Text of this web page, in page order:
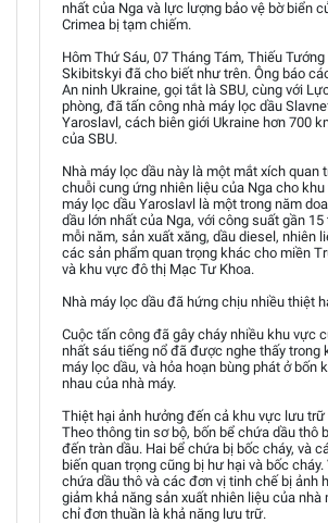
nhất của Nga và lực lượng bảo vệ bờ biển
Crimea bị tạm chiếm.
Hôm Thứ Sáu, 07 Tháng Tám, Thiếu Tướng
Skibitskyi đã cho biết như trên. Ông báo
An ninh Ukraine, gọi tắt là SBU, cùng với
phòng, đã tấn công nhà máy lọc dầu
Yaroslavl, cách biên giới Ukraine hơn 700
của SBU.
Nhà máy lọc dầu này là một mắt xích quan
chuỗi cung ứng nhiên liệu của Nga cho
máy lọc dầu Yaroslavl là một trong năm
dầu lớn nhất của Nga, với công suất gần 15
mỗi năm, sản xuất xăng, dầu diesel, nhiên
các sản phẩm quan trọng khác cho miền
và khu vực đô thị Mạc Tư Khoa.
Nhà máy lọc dầu đã hứng chịu nhiều thiệt
Cuộc tấn công đã gây cháy nhiều khu vực
nhất sáu tiếng nổ đã được nghe thấy trong
máy lọc dầu, và hỏa hoạn bùng phát ở bốn
nhau của nhà máy.
Thiệt hại ảnh hưởng đến cả khu vực lưu trữ
Theo thông tin sơ bộ, bốn bể chứa dầu thô
đến tràn dầu. Hai bể chứa bị bốc cháy, và
biến quan trọng cũng bị hư hại và bốc
chứa dầu thô và các đơn vị tinh chế bị ảnh
giảm khả năng sản xuất nhiên liệu của nhà
chỉ đơn thuần là khả năng lưu trữ.